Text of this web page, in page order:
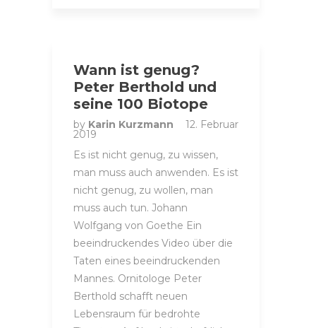
Wann ist genug?
Peter Berthold und
seine 100 Biotope
by Karin Kurzmann 12. Februar
2019
Es ist nicht genug, zu wissen,
man muss auch anwenden. Es ist
nicht genug, zu wollen, man
muss auch tun. Johann
Wolfgang von Goethe Ein
beeindruckendes Video über die
Taten eines beeindruckenden
Mannes. Ornitologe Peter
Berthold schafft neuen
Lebensraum für bedrohte